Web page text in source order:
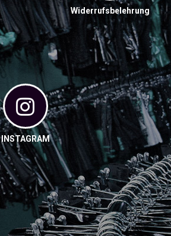
Widerrufsbelehrung
INSTAGRAM